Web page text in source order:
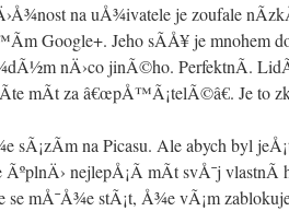
na uÅ¾ivatele je zoufale
Google+. Jeho sÃ­Å¥ je mnohem
nÄ›co jinÃ©ho. PerfektnÃ­.
mÃ­t za â€œpÅ™Ã¡telÃ©â€. Je to
sÃ¡zÃ­m na Picasu. Ale abych byl
ÃºplnÄ› nejlepÅ¡Ã­ mÃ­t svÅ¯j vlastnÃ­
se mÅ¯Å¾e stÃ¡t, Å¾e vÃ¡m